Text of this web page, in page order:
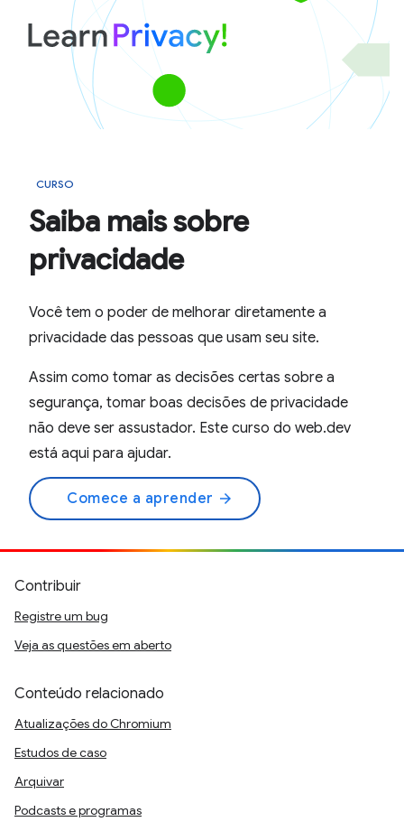
CURSO
Saiba mais sobre
privacidade
Você tem o poder de melhorar diretamente a
privacidade das pessoas que usam seu site.
Assim como tomar as decisões certas sobre a
segurança, tomar boas decisões de privacidade
não deve ser assustador. Este curso do web.dev
está aqui para ajudar.
Comece a aprender arrow_forward
Contribuir
Registre um bug
Veja as questões em aberto
Conteúdo relacionado
Atualizações do Chromium
Estudos de caso
Arquivar
Podcasts e programas